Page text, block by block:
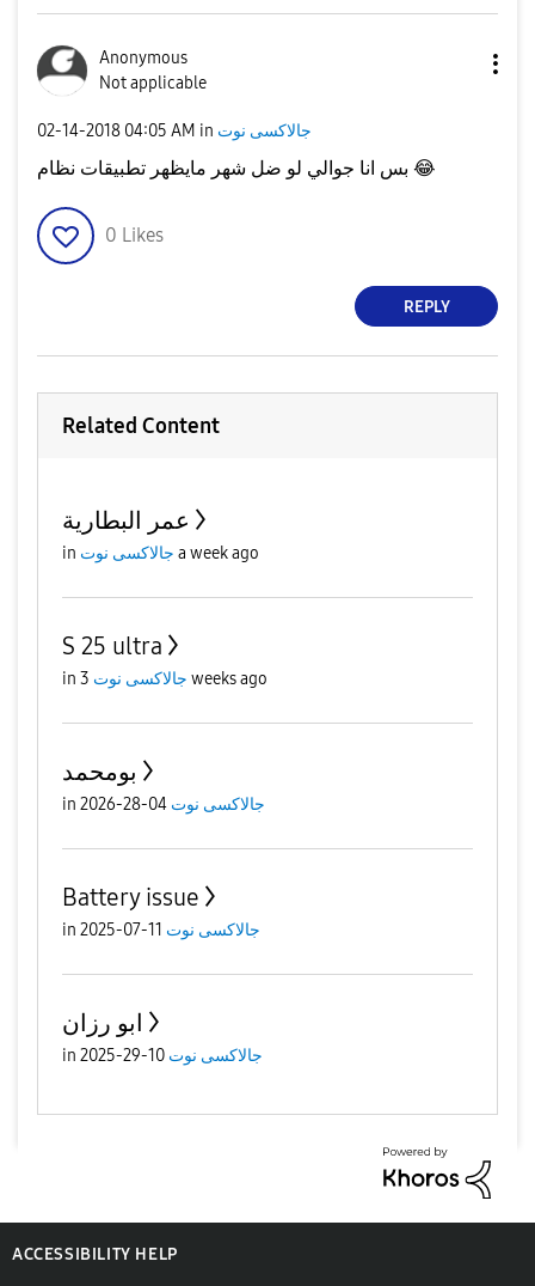
Anonymous
Not applicable
‎02-14-2018 04:05 AM in جالاكسى نوت
😂
0 Likes
REPLY
Related Content
عمر البطارية
in جالاكسى نوت a week ago
S 25 ultra
in جالاكسى نوت 3 weeks ago
بومحمد
in جالاكسى نوت 04-28-2026
Battery issue
in جالاكسى نوت 11-07-2025
ابو رزان
in جالاكسى نوت 10-29-2025
ACCESSIBILITY HELP